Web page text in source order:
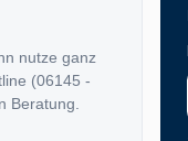
nutze ganz
(06145 -
Beratung.